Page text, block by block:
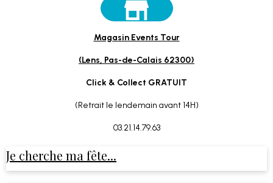
Magasin Events Tour
(Lens, Pas-de-Calais 62300)
Click & Collect GRATUIT
(Retrait le lendemain avant 14H)
03.21.14.79.63
Je cherche ma fête...